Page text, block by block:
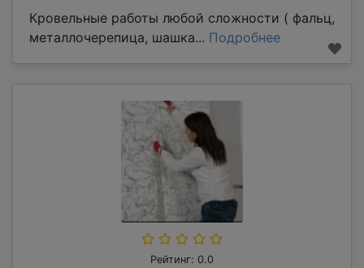
Кровельные работы любой сложности ( фальц,
металлочерепица, шашка... Подробнее
Рейтинг: 0.0